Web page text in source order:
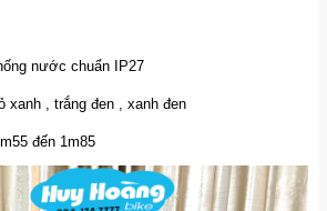
nước chuẩn IP27
xanh , trắng đen , xanh đen
đến 1m85